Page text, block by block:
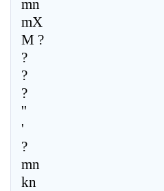
mn
mX
M ?
?
?
?
''
'
?
mn
kn